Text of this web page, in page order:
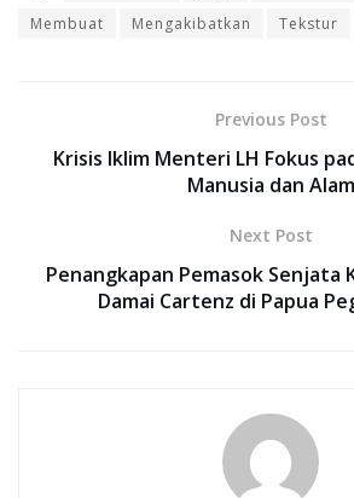
Membuat
Mengakibatkan Tekstur
Previous Post
Krisis Iklim Menteri LH Fokus
Manusia dan Alam
Next Post
Penangkapan Pemasok Senjata
Damai Cartenz di Papua